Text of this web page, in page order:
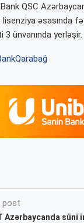
QSC
lisenziya əsasında
3 ünvanında yerləşir.
Qarabağ
post
Azərbaycanda süni